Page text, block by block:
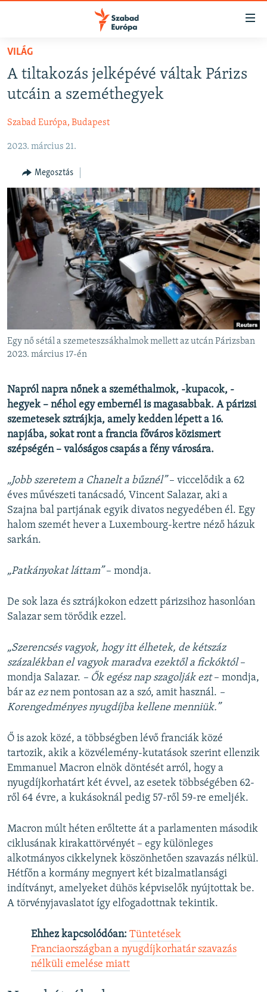
Akadálymentes
Ugrás
fő
oldalra
Ugrás
NAPIRENDEN
AKTUÁLIS
VIDEÓK
ELEMZŐ
NER15
SZABADON
TÁRSADALOM
DEMOKRÁCIA
A PÉNZ NYOMÁBAN
EURÓPAI UNIÓ
KLÍMAVÁLTOZÁS
A MÚLT TANULSÁGAI
Valamennyi RFE/RL weboldal
VILÁG
A tiltakozás jelképévé váltak Párizs
utcáin a szeméthegyek
Szabad Európa, Budapest
2023. március 21.
Megosztás
Egy nő sétál a szemeteszsákhalmok mellett az utcán Párizsban
2023. március 17-én
Napról napra nőnek a szeméthalmok, -kupacok, -
hegyek – néhol egy embernél is magasabbak. A párizsi
szemetesek sztrájkja, amely kedden lépett a 16.
napjába, sokat ront a francia főváros közismert
szépségén – valóságos csapás a fény városára.
„Jobb szeretem a Chanelt a bűznél”– viccelődik a 62
éves művészeti tanácsadó, Vincent Salazar, aki a
Szajna bal partjának egyik divatos negyedében él. Egy
halom szemét hever a Luxembourg-kertre néző házuk
sarkán.
„Patkányokat láttam”– mondja.
De sok laza és sztrájkokon edzett párizsihoz hasonlóan
Salazar sem törődik ezzel.
„Szerencsés vagyok, hogy itt élhetek, de kétszáz
százalékban el vagyok maradva ezektől a fickóktól –
mondja Salazar. – Ők egész nap szagolják ezt– mondja,
bár az eznem pontosan az a szó, amit használ. –
Korengedményes nyugdíjba kellene menniük.”
Ő is azok közé, a többségben lévő franciák közé
tartozik, akik a közvélemény-kutatások szerint ellenzik
Emmanuel Macron elnök döntését arról, hogy a
nyugdíjkorhatárt két évvel, az esetek többségében 62-
ről 64 évre, a kukásoknál pedig 57-ről 59-re emeljék.
Macron múlt héten erőltette át a parlamenten második
ciklusának kirakattörvényét – egy különleges
alkotmányos cikkelynek köszönhetően szavazás nélkül.
Hétfőn a kormány megnyert két bizalmatlansági
indítványt, amelyeket dühös képviselők nyújtottak be.
A törvényjavaslatot így elfogadottnak tekintik.
Ehhez kapcsolódóan: Tüntetések
Franciaországban a nyugdíjkorhatár szavazás
nélküli emelése miatt
FELIRATKOZÁS